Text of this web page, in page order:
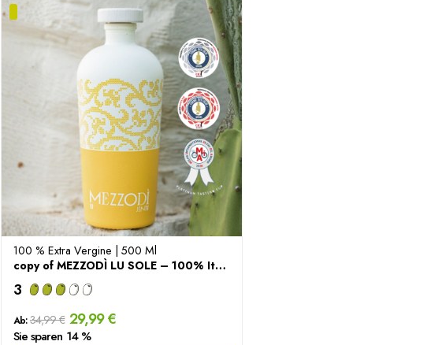
100 % Extra Vergine | 500 Ml
copy of MEZZODÌ LU SOLE – 100% Italiaanse Extra...
3
Ab: 34,99 € 29,99 €
Sie sparen 14 %